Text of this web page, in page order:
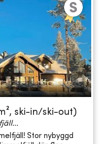
ski-in/ski-out)
Stor nybyggd